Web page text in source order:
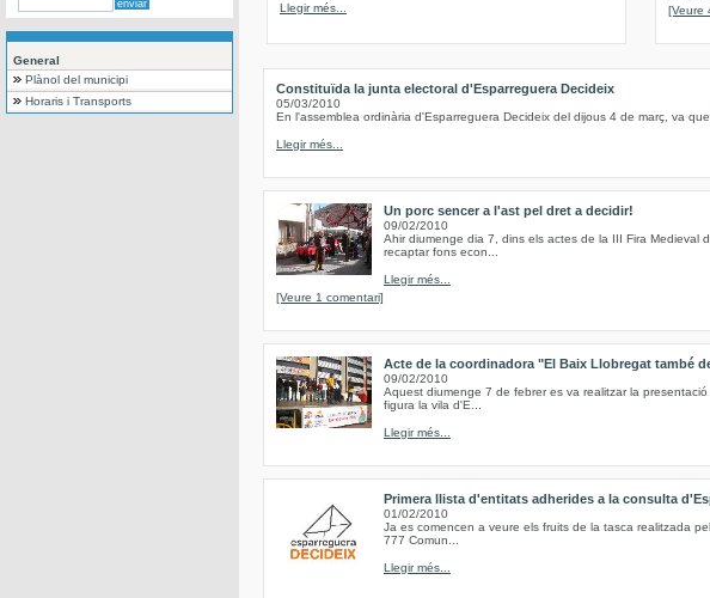
General
Plànol del municipi
Horaris i Transports
Llegir més...
[Veure
Constituïda la junta electoral d'Esparreguera Decideix
05/03/2010
En l'assemblea ordinària d'Esparreguera Decideix del dijous 4 de març, va
Llegir més...
Un porc sencer a l'ast pel dret a decidir!
09/02/2010
Ahir diumenge dia 7, dins els actes de la III Fira Medieval
recaptar fons econ...
Llegir més...
[Veure 1 comentari]
Acte de la coordinadora "El Baix Llobregat també
09/02/2010
Aquest diumenge 7 de febrer es va realitzar la
figura la vila d'E...
Llegir més...
Primera llista d'entitats adherides a la consulta
01/02/2010
Ja es comencen a veure els fruits de la tasca realitzada
777 Comun...
Llegir més...